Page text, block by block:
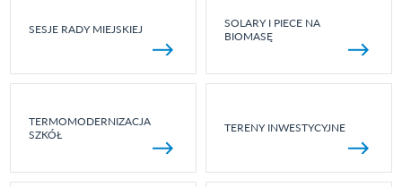
SESJE RADY MIEJSKIEJ
SOLARY I PIECE NA
BIOMASĘ
TERMOMODERNIZACJA
SZKÓŁ
TERENY INWESTYCYJNE